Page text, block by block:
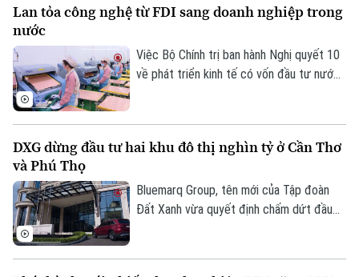
Chuyên mục
Thời sự
Hà Nội
Chính trị
Hà Nội
khoa học công nghệ, đổi mới sáng tạo,
trò kiến tạo của chính quyền là yếu tố
quan trọng để hiện thực hóa mục tiêu này.
Lan tỏa công nghệ từ FDI sang doanh nghiệp trong
nước
Việc Bộ Chính trị ban hành Nghị quyết 10
về phát triển kinh tế có vốn đầu tư nước
nâng cao năng lực doanh nghiệp trong
DXG dừng đầu tư hai khu đô thị nghìn tỷ ở Cần Thơ
và Phú Thọ
Bluemarq Group, tên mới của Tập đoàn
Đất Xanh vừa quyết định chấm dứt đầu